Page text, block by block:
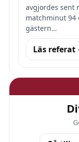
avgjordes sent
matchminut 94
gästern…
Läs referat